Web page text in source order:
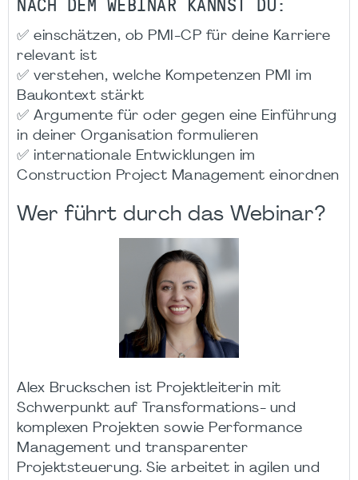
NACH DEM WEBINAR KANNST DU:
✅ einschätzen, ob PMI-CP für deine Karriere
relevant ist
✅ verstehen, welche Kompetenzen PMI im
Baukontext stärkt
✅ Argumente für oder gegen eine Einführung
in deiner Organisation formulieren
✅ internationale Entwicklungen im
Construction Project Management einordnen
Wer führt durch das Webinar?
Alex Bruckschen ist Projektleiterin mit
Schwerpunkt auf Transformations- und
komplexen Projekten sowie Performance
Management und transparenter
Projektsteuerung. Sie arbeitet in agilen und